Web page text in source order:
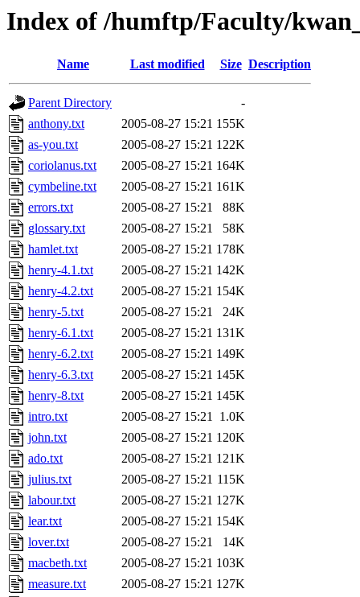
Index of /humftp/Faculty/
Name Last modified Size Description
Parent Directory
-
anthony.txt
2005-08-27 15:21 155K
as-you.txt
2005-08-27 15:21 122K
coriolanus.txt
2005-08-27 15:21 164K
cymbeline.txt
2005-08-27 15:21 161K
errors.txt
2005-08-27 15:21
88K
glossary.txt
2005-08-27 15:21
58K
hamlet.txt
2005-08-27 15:21 178K
henry-4.1.txt
2005-08-27 15:21 142K
henry-4.2.txt
2005-08-27 15:21 154K
henry-5.txt
2005-08-27 15:21
24K
henry-6.1.txt
2005-08-27 15:21 131K
henry-6.2.txt
2005-08-27 15:21 149K
henry-6.3.txt
2005-08-27 15:21 145K
henry-8.txt
2005-08-27 15:21 145K
intro.txt
2005-08-27 15:21 1.0K
john.txt
2005-08-27 15:21 120K
ado.txt
2005-08-27 15:21 121K
julius.txt
2005-08-27 15:21 115K
labour.txt
2005-08-27 15:21 127K
lear.txt
2005-08-27 15:21 154K
lover.txt
2005-08-27 15:21
14K
macbeth.txt
2005-08-27 15:21 103K
measure.txt
2005-08-27 15:21 127K